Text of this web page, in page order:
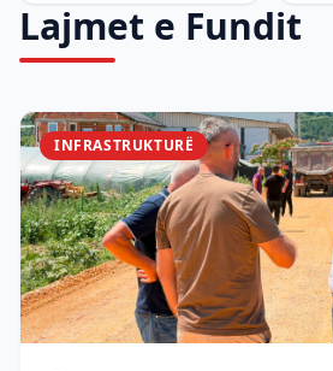
Lajmet e Fundit
INFRASTRUKTURË